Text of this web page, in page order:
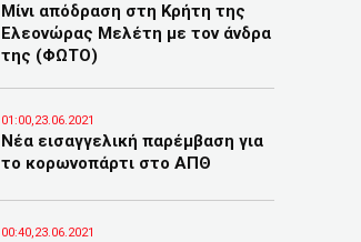
Μίνι απόδραση στη Κρήτη της
Ελεονώρας Μελέτη με τον άνδρα
της (ΦΩΤΟ)
01:00,23.06.2021
Νέα εισαγγελική παρέμβαση για
το κορωνοπάρτι στο ΑΠΘ
00:40,23.06.2021